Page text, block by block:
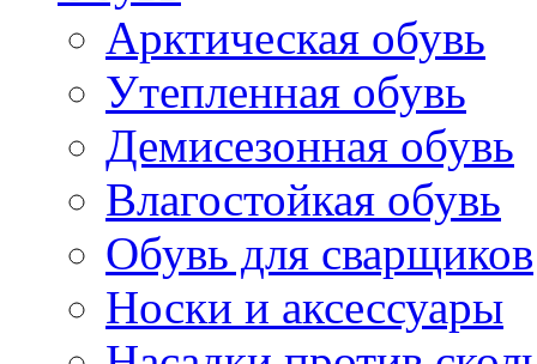
Арктическая обувь
Утепленная обувь
Демисезонная обувь
Влагостойкая обувь
Обувь для сварщиков
Носки и аксессуары